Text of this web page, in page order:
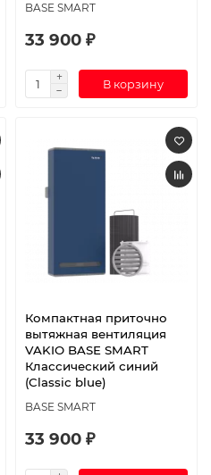
BASE SMART
33 900 ₽
В корзину
Компактная приточно
вытяжная вентиляция
VAKIO BASE SMART
Классический синий
(Classic blue)
BASE SMART
33 900 ₽